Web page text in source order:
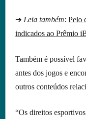
➔ Leia também:Pelo
indicados ao Prêmio
Também é possível
antes dos jogos e
outros conteúdos
“Os direitos